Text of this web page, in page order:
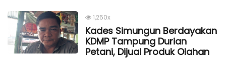
1,250x
Kades Simungun Berdayakan
KDMP Tampung Durian
Petani, Dijual Produk Olahan